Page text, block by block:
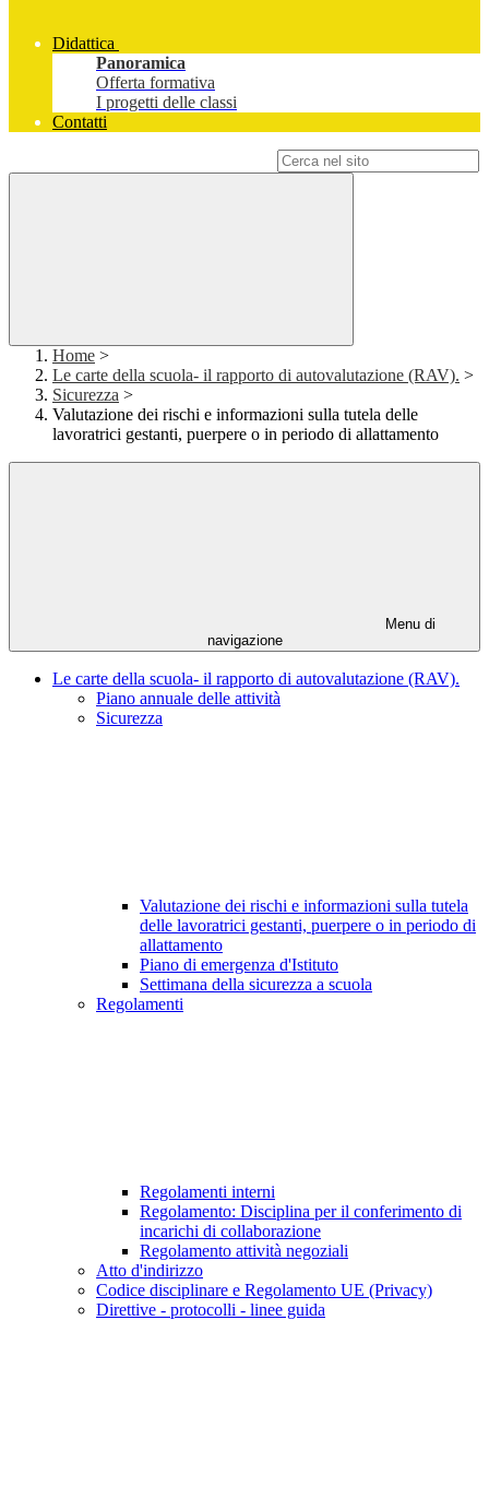
Didattica
Panoramica
Offerta formativa
I progetti delle classi
Contatti
Home >
Le carte della scuola- il rapporto di autovalutazione (RAV). >
Sicurezza >
Valutazione dei rischi e informazioni sulla tutela delle
lavoratrici gestanti, puerpere o in periodo di allattamento
Menu di
navigazione
Le carte della scuola- il rapporto di autovalutazione (RAV).
Piano annuale delle attività
Sicurezza
Valutazione dei rischi e informazioni sulla tutela
delle lavoratrici gestanti, puerpere o in periodo di
allattamento
Piano di emergenza d'Istituto
Settimana della sicurezza a scuola
Regolamenti
Regolamenti interni
Regolamento: Disciplina per il conferimento di
incarichi di collaborazione
Regolamento attività negoziali
Atto d'indirizzo
Codice disciplinare e Regolamento UE (Privacy)
Direttive - protocolli - linee guida